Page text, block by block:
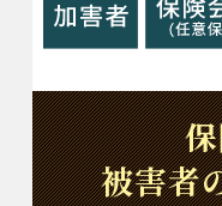
被害者